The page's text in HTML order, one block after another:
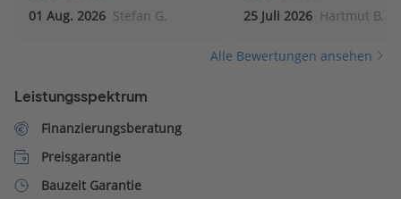
01 Aug. 2026 Stefan G. 25 Juli 2026 Hartmut B.
Alle Bewertungen ansehen
Leistungsspektrum
Finanzierungsberatung
Preisgarantie
Bauzeit Garantie